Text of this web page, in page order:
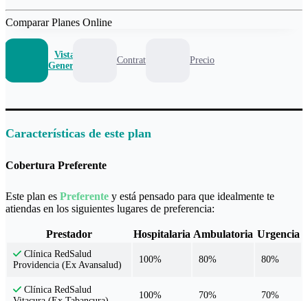
Comparar Planes Online
Vista
General
Contrato Precio
Características de este plan
Cobertura Preferente
Este plan es Preferente y está pensado para que idealmente te
atiendas en los siguientes lugares de preferencia:
Prestador Hospitalaria Ambulatoria Urgencia
Clínica RedSalud
Providencia (Ex Avansalud)
100% 80% 80%
Clínica RedSalud
100% 70% 70%